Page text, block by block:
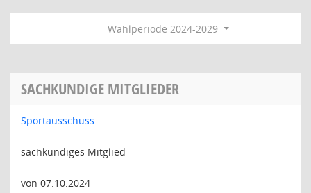
Wahlperiode 2024-2029
SACHKUNDIGE MITGLIEDER
Sportausschuss
sachkundiges Mitglied
von 07.10.2024